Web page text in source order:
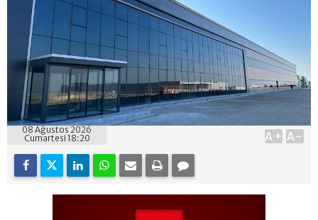
08 Ağustos 2026
Cumartesi 18:20
A+ A-